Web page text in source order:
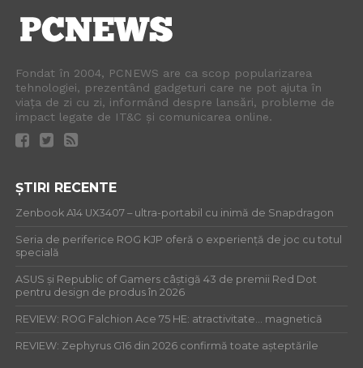
Fondat în 2004, PCNEWS are ca scop popularizarea
tehnologiei, prezentând gadgeturi care ne pot ajuta în
viața de zi cu zi, informând despre lansări, probleme de
impact legate de IT&C și comunicarea online.
ȘTIRI RECENTE
Zenbook A14 UX3407 – ultra-portabil cu inimă de Snapdragon
Seria de periferice ROG KJP oferă o experiență de joc cu totul
specială
ASUS și Republic of Gamers câștigă 43 de premii Red Dot
pentru design de produs în 2026
REVIEW: ROG Falchion Ace 75 HE: atractivitate… magnetică
REVIEW: Zephyrus G16 din 2026 confirmă toate așteptările